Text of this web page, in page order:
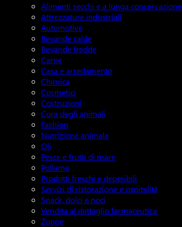
Alimenti secchi e a lunga conservazione
Attrezzature industriali
Automotive
Bevande calde
Bevande fredde
Carne
Casa e arredamento
Chimica
Cosmetici
Costruzioni
Cura degli animali
Fashion
Nutrizione animale
Oli
Pesce e frutti di mare
Pollame
Prodotti freschi e deperibili
Servizi di ristorazione e ospitalità
Snack, dolci e noci
Vendita al dettaglio farmaceutica
Zuppe